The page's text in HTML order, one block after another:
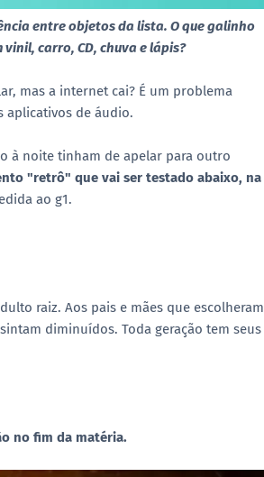
entre objetos da lista. O que galinho
carro, CD, chuva e lápis?
mas a internet cai? É um problema
aplicativos de áudio.
à noite tinham de apelar para outro
"retrô" que vai ser testado abaixo, na
ao g1.
raiz. Aos pais e mães que escolheram
diminuídos. Toda geração tem seus
no fim da matéria.